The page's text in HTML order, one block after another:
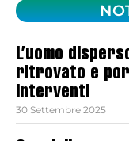
L’uomo
ritrovato e
interventi
30 Settembre 2025